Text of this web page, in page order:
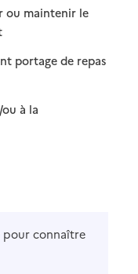
ou maintenir le
disponible
portage de repas
à la
pour connaître